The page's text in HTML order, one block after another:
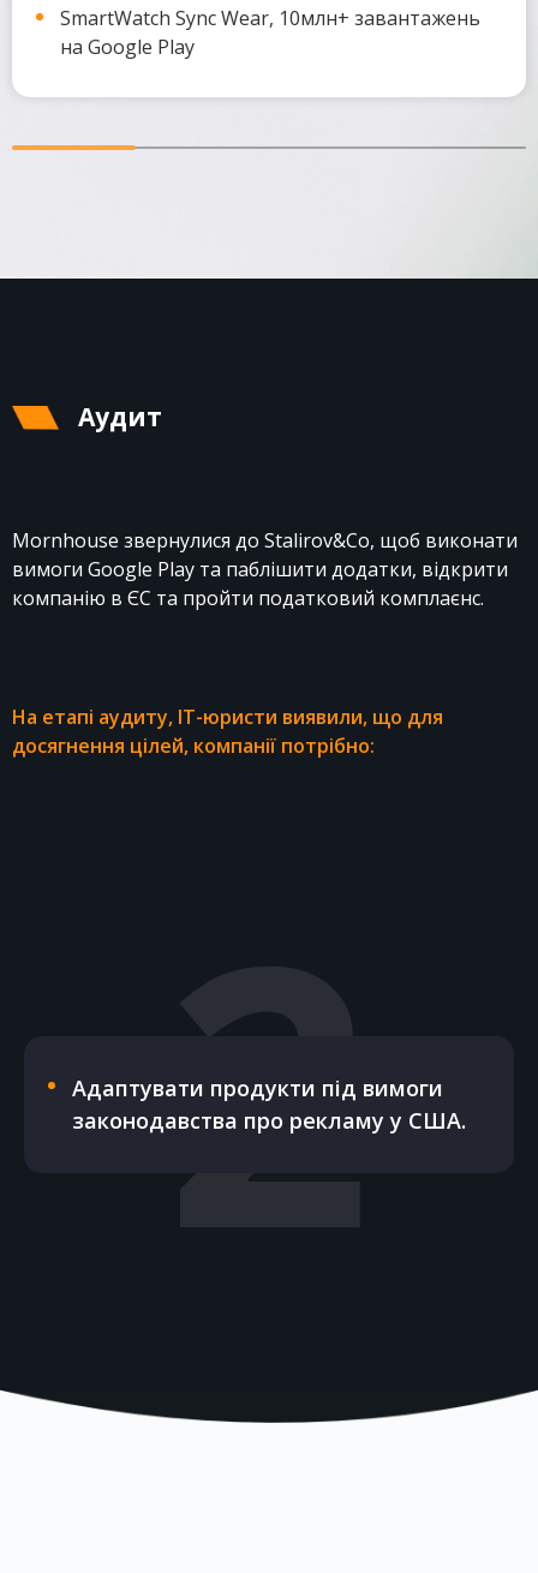
SmartWatch Sync Wear, 10млн+ завантажень
на Google Play
Аудит
Mornhouse звернулися до Stalirov&Co, щоб виконати
вимоги Google Play та паблішити додатки, відкрити
компанію в ЄС та пройти податковий комплаєнс.
На етапі аудиту, IT-юристи виявили, що для
досягнення цілей, компанії потрібно:
3
Розробити Terms of use та Privacy
Policy для мобільних додатків.